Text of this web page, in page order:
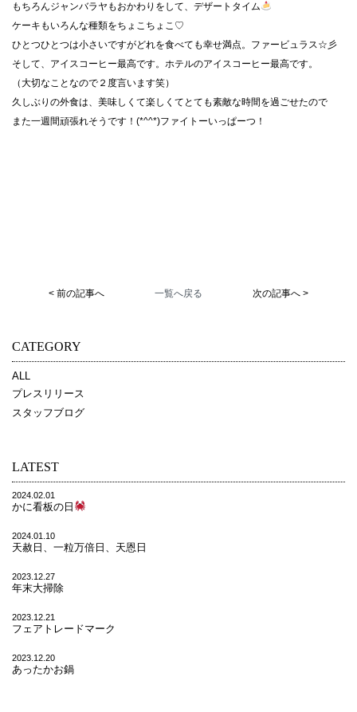
もちろんジャンバラヤもおかわりをして、デザートタイム
ケーキもいろんな種類をちょこちょこ♡
ひとつひとつは小さいですがどれを食べても幸せ満点。ファービュラス☆彡
そして、アイスコーヒー最高です。ホテルのアイスコーヒー最高です。
（大切なことなので２度言います笑）
久しぶりの外食は、美味しくて楽しくてとても素敵な時間を過ごせたので
また一週間頑張れそうです！(*^^*)ファイトーいっぱーつ！
< 前の記事へ 一覧へ戻る 次の記事へ >
CATEGORY
ALL
プレスリリース
スタッフブログ
LATEST
2024.02.01
かに看板の日
2024.01.10
天赦日、一粒万倍日、天恩日
2023.12.27
年末大掃除
2023.12.21
フェアトレードマーク
2023.12.20
あったかお鍋